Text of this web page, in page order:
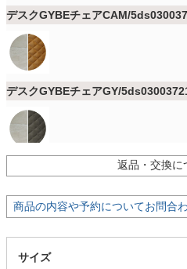
マット
家電・照明器具
デスクGYBEチェアCAM/
デスクGYBEチェアGY/
デスクGYBEチェアBK/返品・交換に
商品の内容や予約についてお問合
サイズ